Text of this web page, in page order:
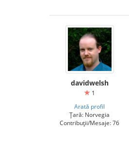
davidwelsh
1
Arată profil
Țară: Norvegia
Contribuții/Mesaje: 76